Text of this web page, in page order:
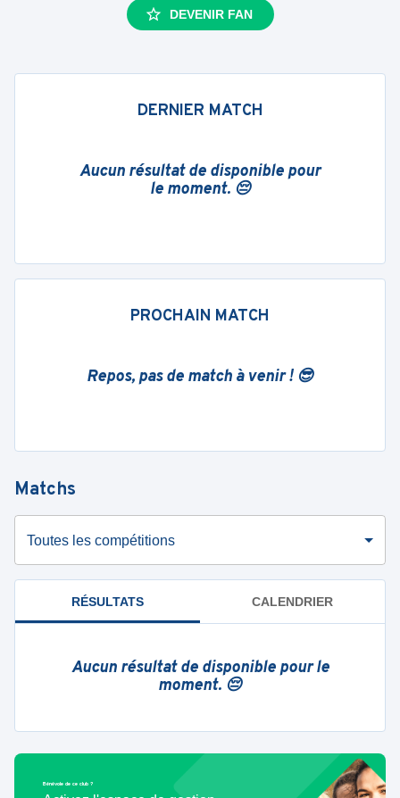
DEVENIR FAN
DERNIER MATCH
Aucun résultat de disponible pour
le moment. 😔
PROCHAIN MATCH
Repos, pas de match à venir ! 😎
Matchs
Toutes les compétitions
RÉSULTATS CALENDRIER
Aucun résultat de disponible pour le
moment. 😔
Bénévole de ce club ?